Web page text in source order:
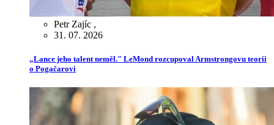
Petr Zajíc ,
31. 07. 2026
„Lance jeho talent neměl." LeMond rozcupoval Armstrongovu teorii
o Pogačarovi